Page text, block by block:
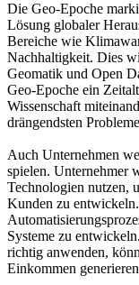
Die Geo-Epoche
Lösung globaler
Bereiche wie
Nachhaltigkeit. Dies
Geomatik und Open
Geo-Epoche ein
Wissenschaft
drängendsten
Auch Unternehmen
spielen. Unternehmer
Technologien nutzen,
Kunden zu
Systeme zu
richtig anwenden,
Einkommen